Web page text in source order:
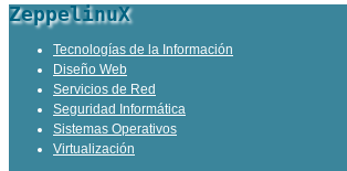
ZeppelinuX
Tecnologías de la Información
Diseño Web
Servicios de Red
Seguridad Informática
Sistemas Operativos
Virtualización